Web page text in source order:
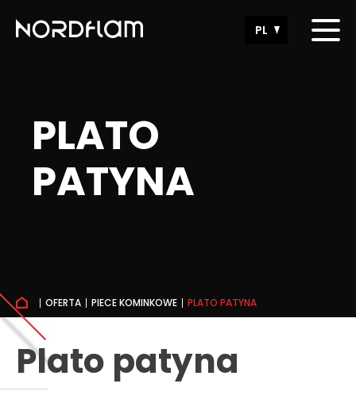
PL
PLATO
PATYNA
OFERTA PIECE KOMINKOWE PLATO PATYNA
Plato patyna